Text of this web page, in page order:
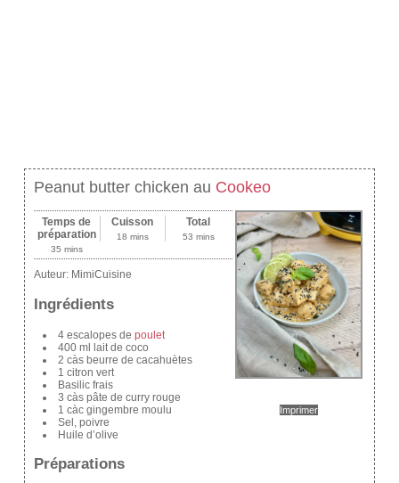
Peanut butter chicken au Cookeo
Imprimer
Temps de
préparation
35 mins
Cuisson
18 mins
Total
53 mins
Auteur: MimiCuisine
Ingrédients
4 escalopes de poulet
400 ml lait de coco
2 càs beurre de cacahuètes
1 citron vert
Basilic frais
3 càs pâte de curry rouge
1 càc gingembre moulu
Sel, poivre
Huile d’olive
Préparations